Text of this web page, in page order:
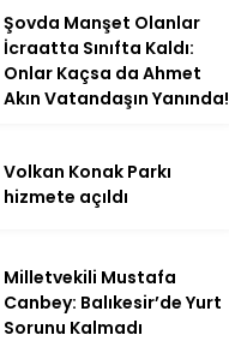
Şovda Manşet Olanlar
İcraatta Sınıfta Kaldı:
Onlar Kaçsa da Ahmet
Akın Vatandaşın Yanında!
Volkan Konak Parkı
hizmete açıldı
Milletvekili Mustafa
Canbey: Balıkesir’de Yurt
Sorunu Kalmadı